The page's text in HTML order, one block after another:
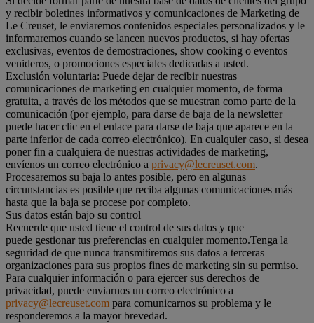
y recibir boletines informativos y comunicaciones de Marketing de
Le Creuset, le enviaremos contenidos especiales personalizados y le
informaremos cuando se lancen nuevos productos, si hay ofertas
exclusivas, eventos de demostraciones, show cooking o eventos
venideros, o promociones especiales dedicadas a usted.
Exclusión voluntaria: Puede dejar de recibir nuestras
comunicaciones de marketing en cualquier momento, de forma
gratuita, a través de los métodos que se muestran como parte de la
comunicación (por ejemplo, para darse de baja de la newsletter
puede hacer clic en el enlace para darse de baja que aparece en la
parte inferior de cada correo electrónico). En cualquier caso, si desea
poner fin a cualquiera de nuestras actividades de marketing,
envíenos un correo electrónico a privacy@lecreuset.com.
Procesaremos su baja lo antes posible, pero en algunas
circunstancias es posible que reciba algunas comunicaciones más
hasta que la baja se procese por completo.
Sus datos están bajo su control
Recuerde que usted tiene el control de sus datos y que
puede gestionar tus preferencias en cualquier momento.Tenga la
seguridad de que nunca transmitiremos sus datos a terceras
organizaciones para sus propios fines de marketing sin su permiso.
Para cualquier información o para ejercer sus derechos de
privacidad, puede enviarnos un correo electrónico a
privacy@lecreuset.com para comunicarnos su problema y le
responderemos a la mayor brevedad.